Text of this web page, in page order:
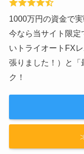
1000万円の資金で
今なら当サイト限定
いトライオートFX
張りました！）と「
ク！